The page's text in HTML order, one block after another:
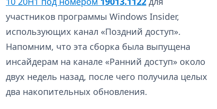
участников программы Windows Insider,
использующих канал «Поздний доступ».
Напомним, что эта сборка была выпущена
инсайдерам на канале «Ранний доступ» около
двух недель назад, после чего получила целых
два накопительных обновления.